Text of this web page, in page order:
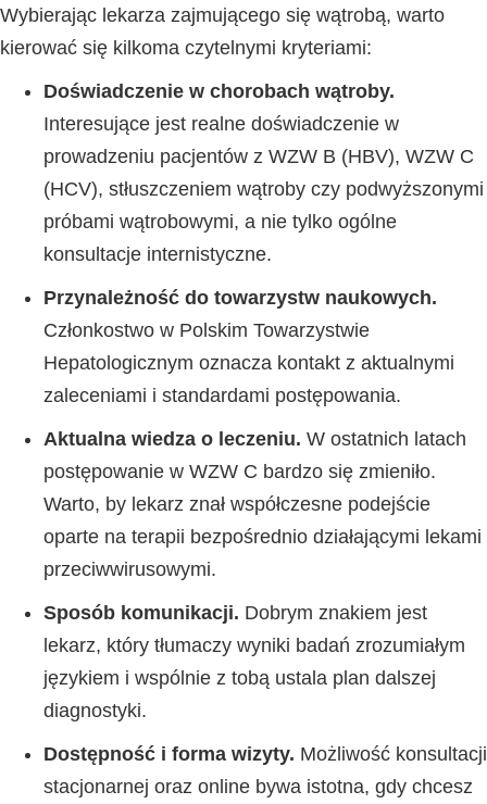
Wybierając lekarza zajmującego się wątrobą, warto
kierować się kilkoma czytelnymi kryteriami:
Doświadczenie w chorobach wątroby.
Interesujące jest realne doświadczenie w
prowadzeniu pacjentów z WZW B (HBV), WZW C
(HCV), stłuszczeniem wątroby czy podwyższonymi
próbami wątrobowymi, a nie tylko ogólne
konsultacje internistyczne.
Przynależność do towarzystw naukowych.
Członkostwo w Polskim Towarzystwie
Hepatologicznym oznacza kontakt z aktualnymi
zaleceniami i standardami postępowania.
Aktualna wiedza o leczeniu. W ostatnich latach
postępowanie w WZW C bardzo się zmieniło.
Warto, by lekarz znał współczesne podejście
oparte na terapii bezpośrednio działającymi lekami
przeciwwirusowymi.
Sposób komunikacji. Dobrym znakiem jest
lekarz, który tłumaczy wyniki badań zrozumiałym
językiem i wspólnie z tobą ustala plan dalszej
diagnostyki.
Dostępność i forma wizyty. Możliwość konsultacji
stacjonarnej oraz online bywa istotna, gdy chcesz